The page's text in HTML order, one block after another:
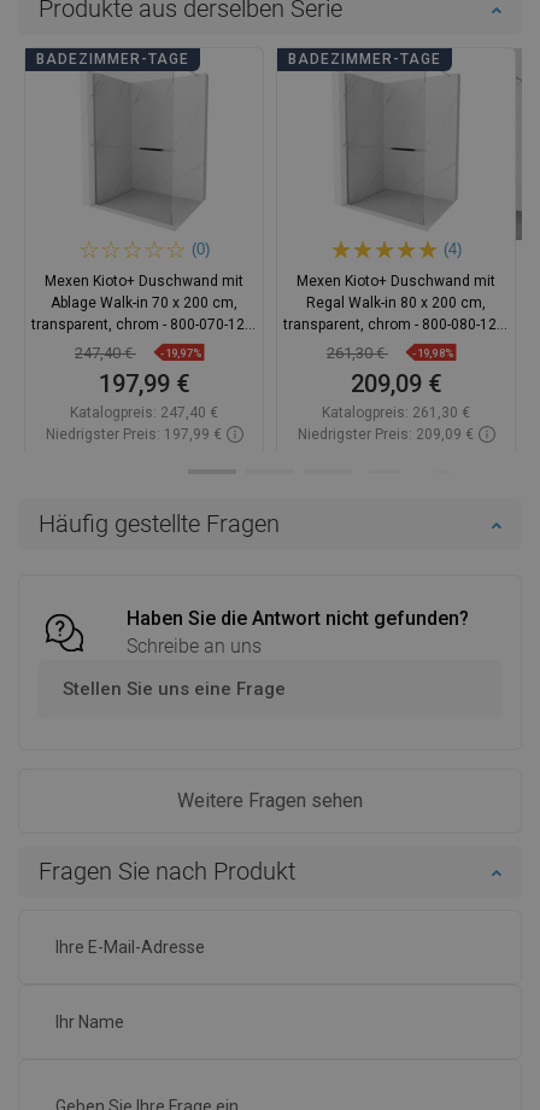
Häufig gestellte Fragen
Haben Sie die Antwort nicht gefunden?
Schreibe an uns
Stellen Sie uns eine Frage
Weitere Fragen sehen
Fragen Sie nach Produkt
Produkte aus derselben Serie
BADEZIMMER-TAGE
(0)
Mexen Kioto+ Duschwand mit
Ablage Walk-in 70 x 200 cm,
transparent, chrom - 800-070-121-
01-00
247,40 € -19,97%
197,99 €
Katalogpreis: 247,40 €
Niedrigster Preis: 197,99 €
BADEZIMMER-TAGE
(4)
Mexen Kioto+ Duschwand mit
Regal Walk-in 80 x 200 cm,
transparent, chrom - 800-080-121-
01-00
261,30 € -19,98%
209,09 €
Katalogpreis: 261,30 €
Niedrigster Preis: 209,09 €